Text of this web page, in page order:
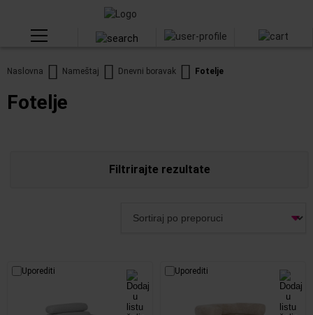
Naslovna Nameštaj Dnevni boravak Fotelje
Fotelje
Filtrirajte rezultate
Uporediti Uporediti